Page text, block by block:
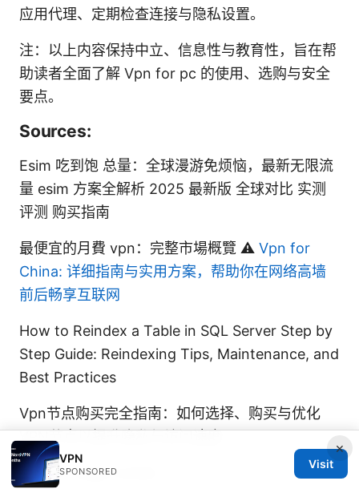
应用代理、定期检查连接与隐私设置。
注：以上内容保持中立、信息性与教育性，旨在帮
助读者全面了解 Vpn for pc 的使用、选购与安全
要点。
Sources:
Esim 吃到饱 总量：全球漫游免烦恼，最新无限流
量 esim 方案全解析 2025 最新版 全球对比 实测
评测 购买指南
最便宜的月費 vpn：完整市場概覽 ⚠️ Vpn for
China: 详细指南与实用方案，帮助你在网络高墙
前后畅享互联网
How to Reindex a Table in SQL Server Step by
Step Guide: Reindexing Tips, Maintenance, and
Best Practices
Vpn节点购买完全指南：如何选择、购买与优化
VPN节点以提升隐私与访问速度
Vpn for edge mobile
×
VPN
SPONSORED
Visit